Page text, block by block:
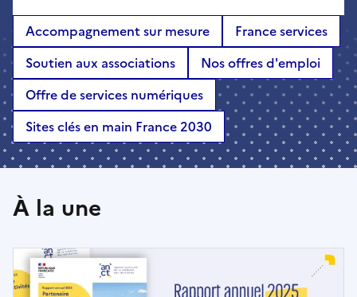
Accompagnement sur mesure
France services
Soutien aux associations
Nos offres d'emploi
Offre de services numériques
Sites clés en main France 2030
À la une